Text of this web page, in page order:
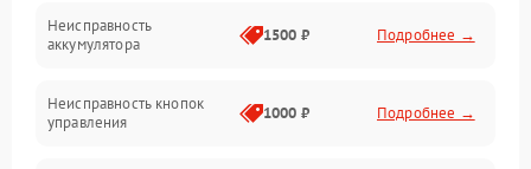
Неисправность
аккумулятора
1500 ₽ Подробнее →
Неисправность кнопок
управления
1000 ₽ Подробнее →